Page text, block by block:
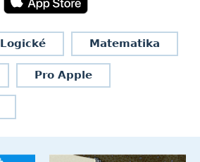
Logické Matematika
Pro Apple